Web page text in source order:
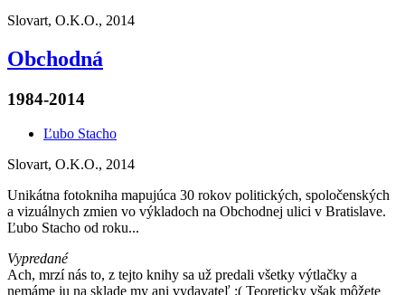
Slovart, O.K.O., 2014
Obchodná
1984-2014
Ľubo Stacho
Slovart, O.K.O., 2014
Unikátna fotokniha mapujúca 30 rokov politických, spoločenských
a vizuálnych zmien vo výkladoch na Obchodnej ulici v Bratislave.
Ľubo Stacho od roku...
Vypredané
Ach, mrzí nás to, z tejto knihy sa už predali všetky výtlačky a
nemáme ju na sklade my ani vydavateľ :( Teoreticky však môžete